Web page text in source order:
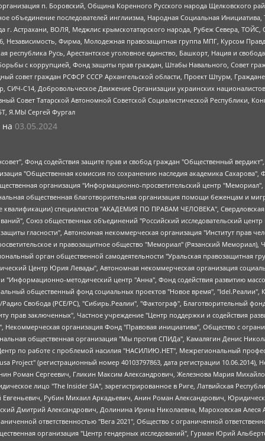
п. Боровский, Община Коренного Русского народа Щелковского
объединение последователей инглиизма, Народная Социальная
Астрахани, ВОЛЯ, Меджлис крымскотатарского народа, Рубеж Севера, ТОЙС,
Фирма, Молодежная правозащитная группа МПГ, Курсом
республика Русь, Арестантское уголовное единство, Башкорт, Нация и
с коррупцией, Фонд защиты прав граждан, Штабы Навального, Совет
совет граждан РСФСР СССР Архангельской области, Проект Штурм,
СИЧ-С14, Добровольческое Движение Организации украинских
Совет Татарской Автономной Советской Социалистической Республики,
Я.МЫ Сергей Фургал
03.05.2024
профессиональный союз работников здравоохранения "Альянс врачей", Юридическое лицо, зарегистрированное в Латвийской Республике, SIA "Medusa Project" (регистрационный номер 40103797863, дата регистрации 10.06.2014), Некоммерческая организация "Фонд по борьбе с коррупцией", Автономная некоммерческая организация "Институт права и публичной политики", Баданин Роман Сергеевич, Гликин Максим Александрович, Железнова Мария Михайловна, Лукьянова Юлия Сергеевна, Маетная Елизавета Витальевна, Маняхин Петр Борисович, Чуракова Ольга Владимировна, Ярош Юлия Петровна, Юридическое лицо "The Insider SIA", зарегистрированное в Риге, Латвийская Республика (дата регистрации 26.06.2015), являющееся администратором доменного имени интернет-издания "The Insider SIA", https://theins.ru, Постернак Алексей Евгеньевич, Рубин Михаил Аркадьевич, Анин Роман Александрович, Юридическое лицо Istories fonds, зарегистрированное в Латвийской Республике (регистрационный номер 50008295751, дата регистрации 24.02.2020), Великовский Дмитрий Александрович, Долинина Ирина Николаевна, Мароховская Алеся Алексеевна, Шлейнов Роман Юрьевич, Шмагун Олеся Валентиновна, Общество с ограниченной ответственностью "Альтаир 2021", Общество с ограниченной ответственностью "Вега 2021", Общество с ограниченной ответственностью "Главный редактор 2021", Общество с ограниченной ответственностью "Ромашки монолит", Важенков Артем Валерьевич, Ивановская областная общественная организация "Центр гендерных исследований", Гурман Юрий Альбертович, Медиапроект "ОВД-Инфо", Егоров Владимир Владимирович, Жилинский Владимир Александрович, Общество с ограниченной ответственностью "ЗП", Иванова София Юрьевна, Карезина Инна Павловна, Кильтау Екатерина Викторовна, Петров Алексей Викторович, Пискунов Сергей Евгеньевич, Смирнов Сергей Сергеевич, Тихонов Михаил Сергеевич, Общество с ограниченной ответственностью "ЖУРНАЛИСТ-ИНОСТРАННЫЙ АГЕНТ", Арапова Галина Юрьевна, Вольтская Татьяна Анатольевна, Американская компания "Mason G.E.S. Anonymous Foundation" (США), являющаяся владельцем интернет-издания https://mnews.world/, Компания "Stichting Bellingcat", зарегистрированная в Нидерландах (дата регистрации 11.07.2018), Захаров Андрей Вячеславович, Клепиковская Екатерина Дмитриевна, Общество с ограниченной ответственностью "МЕМО", Перл Роман Александрович, Симонов Евгений Алексеевич, Соловьева Елена Анатольевна, Сотников Даниил Владимирович, Сурначева Елизавета Дмитриевна, Автономная некоммерческая организация по защите прав человека и информированию населения "Якутия – Наше Мнение", Общество с ограниченной ответственностью "Москоу диджитал медиа", с 26.01.2023 Общество с ограниченной ответственностью "Чайка Белые сады", Ветошкина Валерия Валерьевна, Заговора Максим Александрович, Межрегиональное общественное движение "Российская ЛГБТ - сеть", Оленичев Максим Владимирович, Павлов Иван Юрьевич, Скворцова Елена Сергеевна, Общество с ограниченной ответственностью "Как бы инагент", Кочетков Игорь Викторович, Общество с ограниченной ответственностью "Честные выборы", Еланчик Олег Александрович, Общество с ограниченной ответственностью "Нобелевский призыв", Гималова Регина Эмилевна, Григорьев Андрей Валерьевич, Григорьева Алина Александровна, Ассоциация по содействию защите прав призывников, альтернативнослужащих и военнослужащих "Правозащитная группа "Гражданин.Армия.Право", Хисамова Регина Фаритовна,